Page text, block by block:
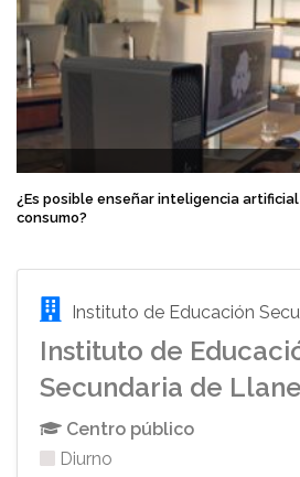
¿Es posible enseñar inteligencia
consumo?
Instituto de Educación
Instituto de
Secundaria de
Centro público
Diurno